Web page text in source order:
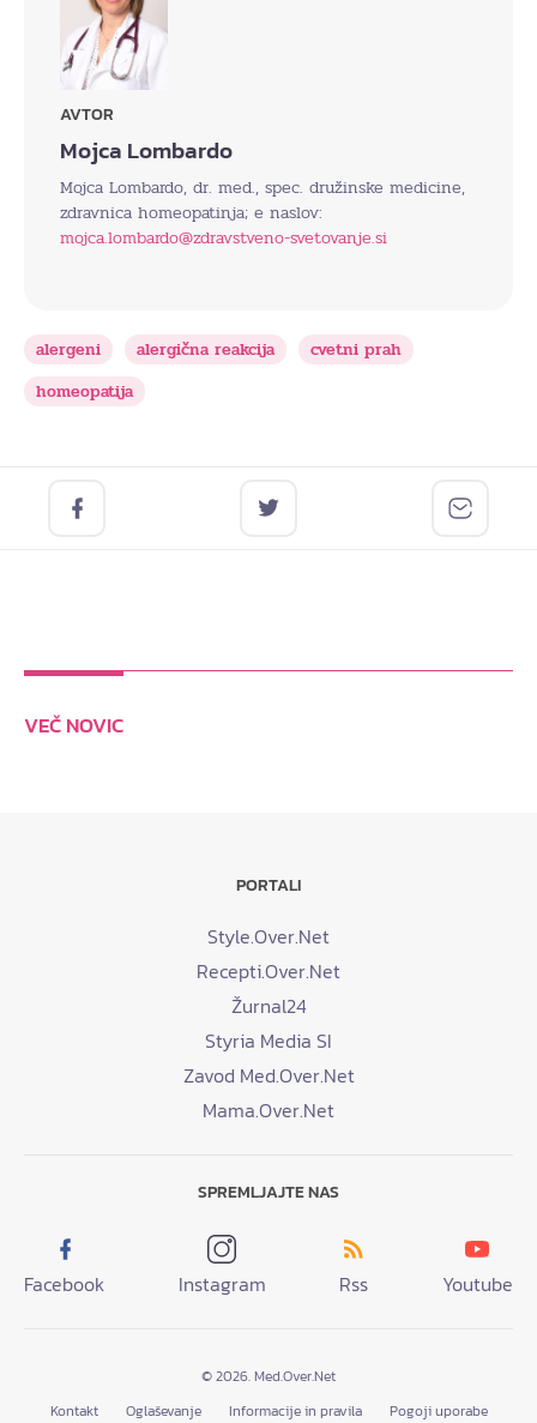
AVTOR
Mojca Lombardo
Mojca Lombardo, dr. med., spec. družinske medicine,
zdravnica homeopatinja; e naslov:
mojca.lombardo@zdravstveno-svetovanje.si
alergeni alergična reakcija
cvetni prah
homeopatija
VEČ NOVIC
PORTALI
Style.Over.Net
Recepti.Over.Net
Žurnal24
Styria Media SI
Zavod Med.Over.Net
Mama.Over.Net
SPREMLJAJTE NAS
Facebook Instagram Rss Youtube
© 2026. Med.Over.Net
Kontakt
Oglaševanje Informacije in pravila Pogoji uporabe